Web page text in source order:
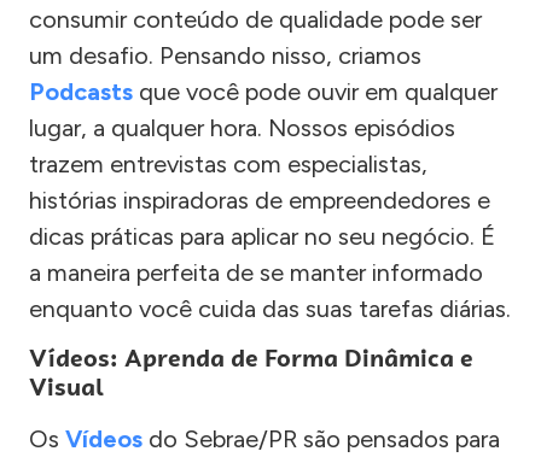
consumir conteúdo de qualidade pode ser
um desafio. Pensando nisso, criamos
Podcasts que você pode ouvir em qualquer
lugar, a qualquer hora. Nossos episódios
trazem entrevistas com especialistas,
histórias inspiradoras de empreendedores e
dicas práticas para aplicar no seu negócio. É
a maneira perfeita de se manter informado
enquanto você cuida das suas tarefas diárias.
Vídeos: Aprenda de Forma Dinâmica e
Visual
Os Vídeos do Sebrae/PR são pensados para